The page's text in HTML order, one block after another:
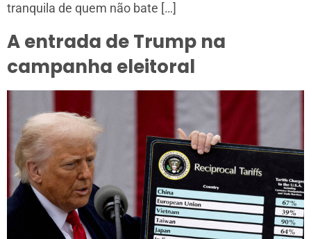
tranquila de quem não bate […]
A entrada de Trump na
campanha eleitoral